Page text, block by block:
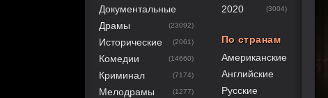
Документальные
Драмы
(23092)
Исторические (2061)
Комедии (14660)
Криминал (7174)
Мелодрамы (1277)
2020 (3004)
По странам
Американские
Английские
Русские